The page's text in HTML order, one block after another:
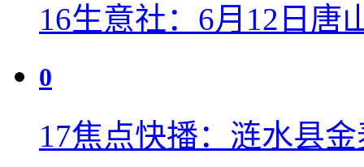
16生意社：6月12日唐
0
17焦点快播：涟水县